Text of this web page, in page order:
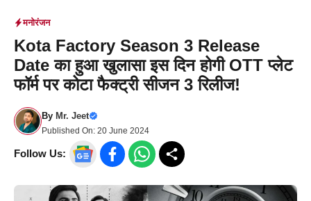
मनोरंजन
Kota Factory Season 3 Release
Date का हुआ खुलासा इस दिन होगी OTT प्लेट
फॉर्म पर कोटा फैक्ट्री सीजन 3 रिलीज!
By Mr. Jeet
Published On: 20 June 2024
Follow Us: